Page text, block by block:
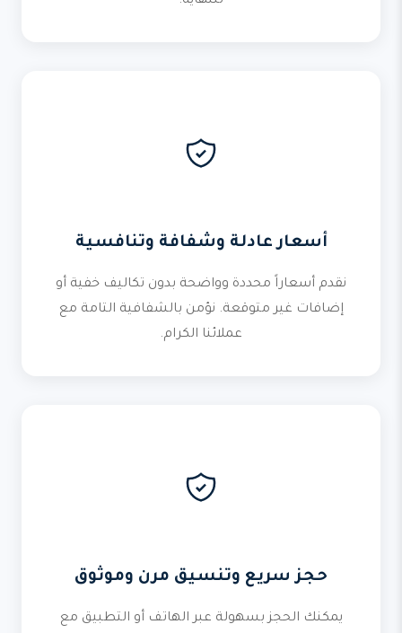
أسعار عادلة وشفافة وتنافسية
نقدم أسعاراً محددة وواضحة بدون تكاليف خفية أو
إضافات غير متوقعة. نؤمن بالشفافية التامة مع
عملائنا الكرام.
حجز سريع وتنسيق مرن وموثوق
يمكنك الحجز بسهولة عبر الهاتف أو التطبيق مع